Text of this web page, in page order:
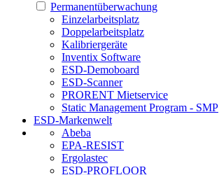
Permanentüberwachung
Einzelarbeitsplatz
Doppelarbeitsplatz
Kalibriergeräte
Inventix Software
ESD-Demoboard
ESD-Scanner
PRORENT Mietservice
Static Management Program - SMP
ESD-Markenwelt
Abeba
EPA-RESIST
Ergolastec
ESD-PROFLOOR